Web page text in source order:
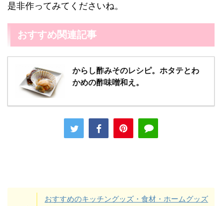
是非作ってみてくださいね。
おすすめ関連記事
からし酢みそのレシピ。ホタテとわ
かめの酢味噌和え。
おすすめのキッチングッズ・食材・ホームグッズ